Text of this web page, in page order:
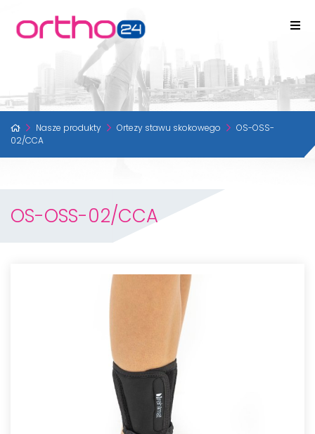
Nasze produkty Ortezy stawu skokowego
OS-OSS-
02/CCA
OS-OSS-02/CCA